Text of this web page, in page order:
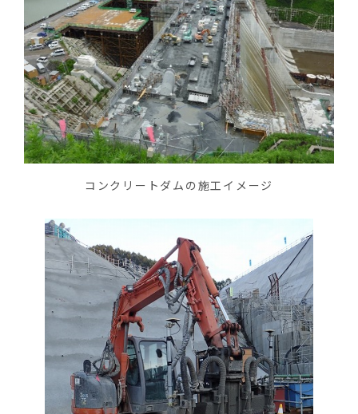
コンクリートダムの施工イメージ